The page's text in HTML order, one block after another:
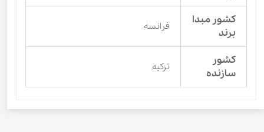
کشور مبدا
برند
فرانسه
کشور
سازنده
ترکیه